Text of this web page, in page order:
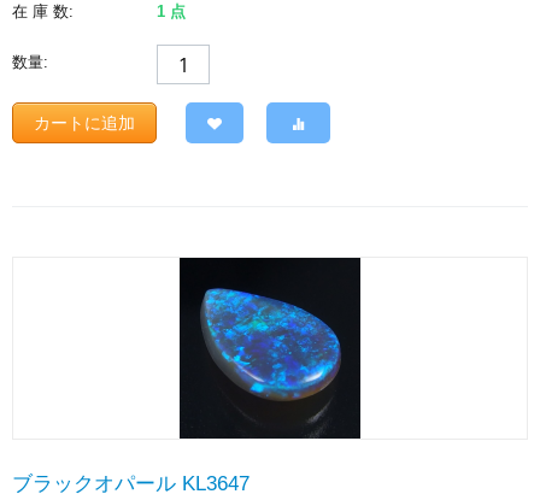
在 庫 数: 1 点
数量:
カートに追加
ブラックオパール KL3647